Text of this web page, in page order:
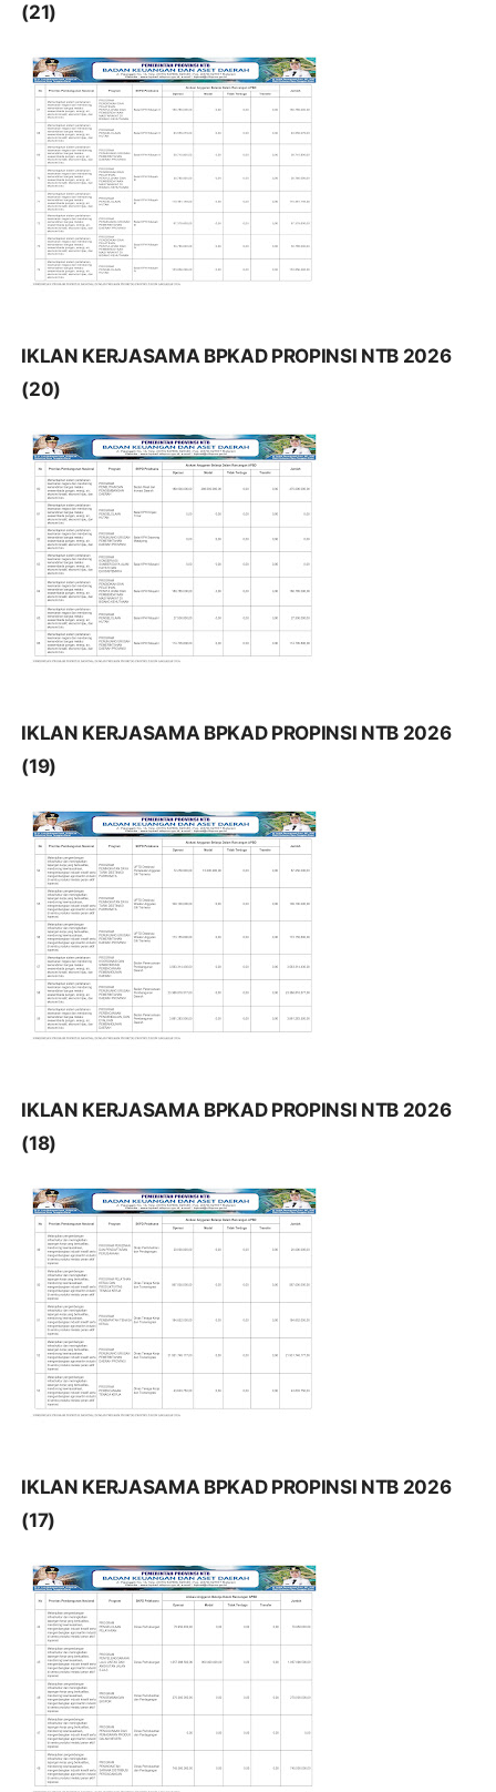
(21)
IKLAN KERJASAMA BPKAD PROPINSI NTB 2026
(20)
IKLAN KERJASAMA BPKAD PROPINSI NTB 2026
(19)
IKLAN KERJASAMA BPKAD PROPINSI NTB 2026
(18)
IKLAN KERJASAMA BPKAD PROPINSI NTB 2026
(17)